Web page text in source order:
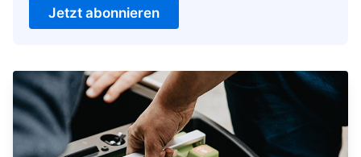
Jetzt abonnieren